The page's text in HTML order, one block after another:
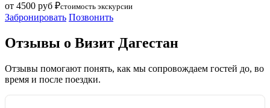
от 4500 руб ₽стоимость экскурсии
Забронировать Позвонить
Отзывы о Визит Дагестан
Отзывы помогают понять, как мы сопровождаем гостей до, во
время и после поездки.